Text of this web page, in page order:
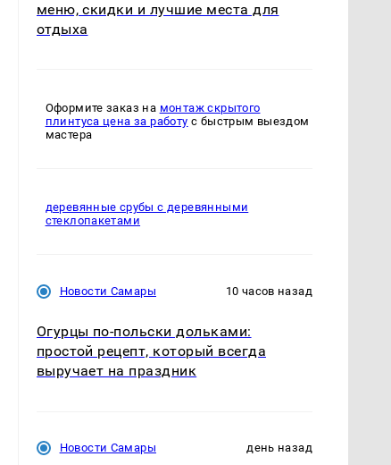
меню, скидки и лучшие места для
отдыха
Оформите заказ на монтаж скрытого
плинтуса цена за работу с быстрым выездом
мастера
деревянные срубы с деревянными
стеклопакетами
Новости Самары 10 часов назад
Огурцы по‑польски дольками:
простой рецепт, который всегда
выручает на праздник
Новости Самары день назад